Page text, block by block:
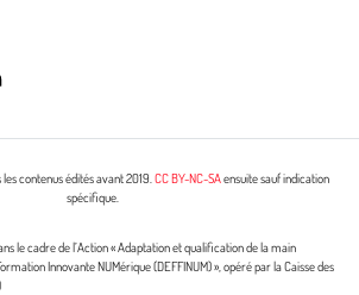
contenus édités avant 2019.CC BY-NC-SAensuite sauf indication
spécifique.
le cadre de l’Action « Adaptation et qualification de la main
Innovante NUMérique (DEFFINUM) », opéré par la Caisse des